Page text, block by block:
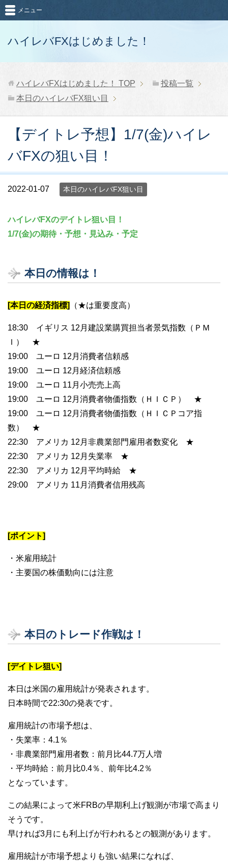
ハイレバFXはじめました！
メニュー
ハイレバFXはじめました！ TOP
投稿一覧
本日のハイレバFX狙い目
【デイトレ予想】1/7(金)ハイレ
バFXの狙い目！
2022-01-07 本日のハイレバFX狙い目
ハイレバFXのデイトレ狙い目！
1/7(金)の期待・予想・見込み・予定
本日の情報は！
[本日の経済指標] （★は重要度高）
18:30 イギリス 12月建設業購買担当者景気指数（ＰＭ
Ｉ） ★
19:00 ユーロ 12月消費者信頼感
19:00 ユーロ 12月経済信頼感
19:00 ユーロ 11月小売売上高
19:00 ユーロ 12月消費者物価指数（ＨＩＣＰ） ★
19:00 ユーロ 12月消費者物価指数（ＨＩＣＰコア指
数） ★
22:30 アメリカ 12月非農業部門雇用者数変化 ★
22:30 アメリカ 12月失業率 ★
22:30 アメリカ 12月平均時給 ★
29:00 アメリカ 11月消費者信用残高
[ポイント]
・米雇用統計
・主要国の株価動向には注意
本日のトレード作戦は！
[デイトレ狙い]
本日は米国の雇用統計が発表されます。
日本時間で22:30の発表です。
雇用統計の市場予想は、
・失業率：4.1％
・非農業部門雇用者数：前月比44.7万人増
・平均時給：前月比0.4％、前年比4.2％
となっています。
この結果によって米FRBの早期利上げ観測が市場で高まり
そうです。
早ければ3月にも利上げが行われるとの観測があります。
雇用統計が市場予想よりも強い結果になれば、